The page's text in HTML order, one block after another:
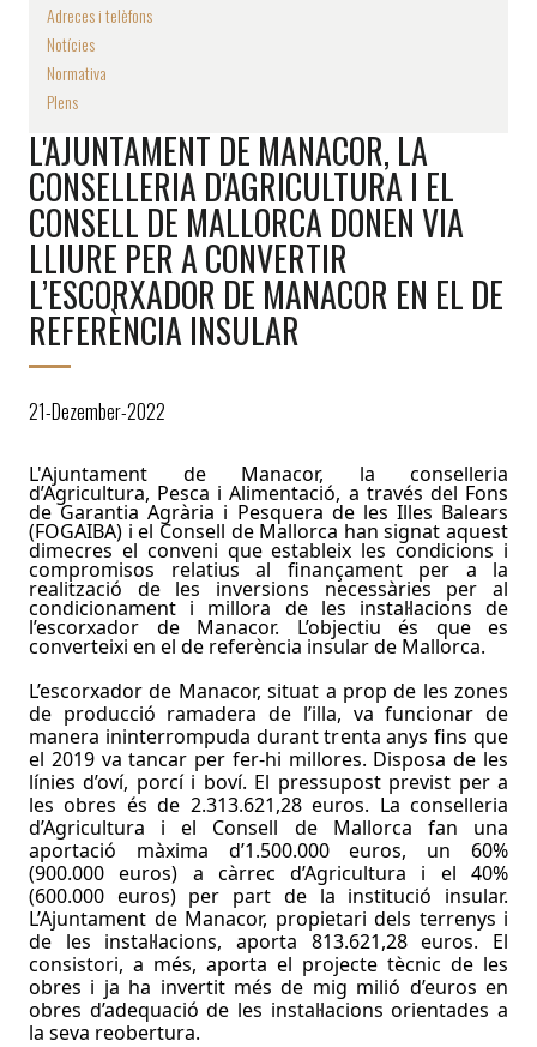
Adreces i telèfons
Notícies
Normativa
Plens
L'AJUNTAMENT DE MANACOR, LA
CONSELLERIA D'AGRICULTURA I EL
CONSELL DE MALLORCA DONEN VIA
LLIURE PER A CONVERTIR
L’ESCORXADOR DE MANACOR EN EL DE
REFERÈNCIA INSULAR
21-Dezember-2022
L'Ajuntament de Manacor, la conselleria
d’Agricultura, Pesca i Alimentació, a través del Fons
de Garantia Agrària i Pesquera de les Illes Balears
(FOGAIBA) i el Consell de Mallorca han signat aquest
dimecres el conveni que estableix les condicions i
compromisos relatius al finançament per a la
realització de les inversions necessàries per al
condicionament i millora de les instal·lacions de
l’escorxador de Manacor. L’objectiu és que es
converteixi en el de referència insular de Mallorca.
L’escorxador de Manacor, situat a prop de les zones
de producció ramadera de l’illa, va funcionar de
manera ininterrompuda durant trenta anys fins que
el 2019 va tancar per fer-hi millores. Disposa de les
línies d’oví, porcí i boví. El pressupost previst per a
les obres és de 2.313.621,28 euros. La conselleria
d’Agricultura i el Consell de Mallorca fan una
aportació màxima d’1.500.000 euros, un 60%
(900.000 euros) a càrrec d’Agricultura i el 40%
(600.000 euros) per part de la institució insular.
L’Ajuntament de Manacor, propietari dels terrenys i
de les instal·lacions, aporta 813.621,28 euros.
El
consistori, a més, aporta el projecte tècnic de les
obres i ja ha invertit més de mig milió d’euros en
obres d’adequació de les instal·lacions orientades a
la seva reobertura.